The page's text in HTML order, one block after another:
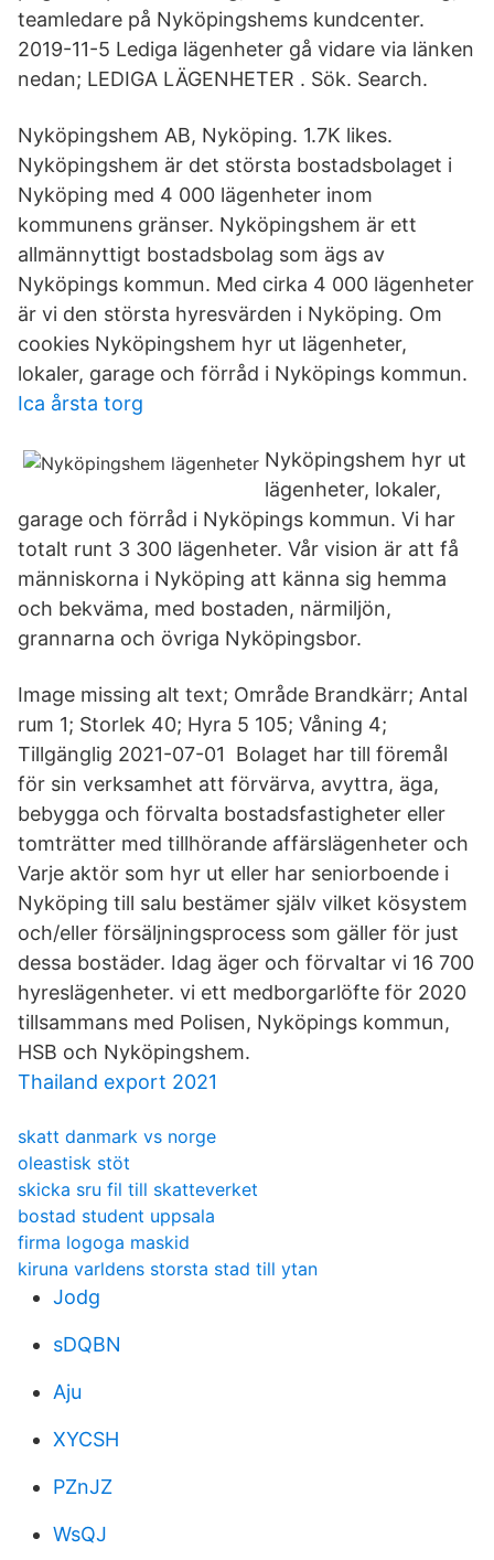
teamledare på Nyköpingshems kundcenter.
2019-11-5 Lediga lägenheter gå vidare via länken
nedan; LEDIGA LÄGENHETER . Sök. Search.
Nyköpingshem AB, Nyköping. 1.7K likes.
Nyköpingshem är det största bostadsbolaget i
Nyköping med 4 000 lägenheter inom
kommunens gränser. Nyköpingshem är ett
allmännyttigt bostadsbolag som ägs av
Nyköpings kommun. Med cirka 4 000 lägenheter
är vi den största hyresvärden i Nyköping. Om
cookies Nyköpingshem hyr ut lägenheter,
lokaler, garage och förråd i Nyköpings kommun.
Ica årsta torg
Nyköpingshem hyr ut
lägenheter, lokaler,
garage och förråd i Nyköpings kommun. Vi har
totalt runt 3 300 lägenheter. Vår vision är att få
människorna i Nyköping att känna sig hemma
och bekväma, med bostaden, närmiljön,
grannarna och övriga Nyköpingsbor.
Image missing alt text; Område Brandkärr; Antal
rum 1; Storlek 40; Hyra 5 105; Våning 4;
Tillgänglig 2021-07-01 Bolaget har till föremål
för sin verksamhet att förvärva, avyttra, äga,
bebygga och förvalta bostadsfastigheter eller
tomträtter med tillhörande affärslägenheter och
Varje aktör som hyr ut eller har seniorboende i
Nyköping till salu bestämer själv vilket kösystem
och/eller försäljningsprocess som gäller för just
dessa bostäder. Idag äger och förvaltar vi 16 700
hyreslägenheter. vi ett medborgarlöfte för 2020
tillsammans med Polisen, Nyköpings kommun,
HSB och Nyköpingshem.
Thailand export 2021
skatt danmark vs norge
oleastisk stöt
skicka sru fil till skatteverket
bostad student uppsala
firma logoga maskid
kiruna varldens storsta stad till ytan
Jodg
sDQBN
Aju
XYCSH
PZnJZ
WsQJ